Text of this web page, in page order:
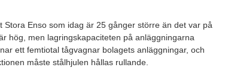
Stora Enso som idag är 25 gånger större än det var på
hög, men lagringskapaciteten på anläggningarna
ett femtiotal tågvagnar bolagets anläggningar, och
måste stålhjulen hållas rullande.